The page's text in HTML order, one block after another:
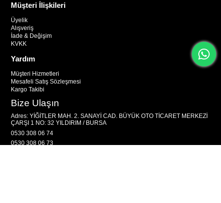
Müşteri İlişkileri
Üyelik
Alışveriş
İade & Değişim
KVKK
Yardım
Müşteri Hizmetleri
Mesafeli Satış Sözleşmesi
Kargo Takibi
Bize Ulaşın
Adres: YİĞİTLER MAH. 2. SANAYİ CAD. BÜYÜK OTO TİCARET MERKEZİ
ÇARŞI 1 NO: 32 YILDIRIM / BURSA
0530 308 06 74
0530 308 06 73